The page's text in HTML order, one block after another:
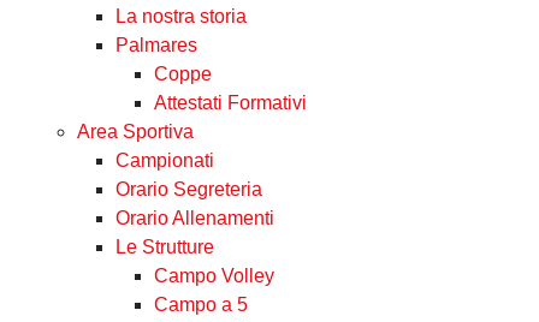
La nostra storia
Palmares
Coppe
Attestati Formativi
Area Sportiva
Campionati
Orario Segreteria
Orario Allenamenti
Le Strutture
Campo Volley
Campo a 5